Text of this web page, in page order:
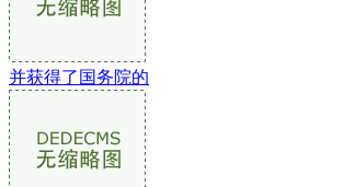
并获得了国务院的